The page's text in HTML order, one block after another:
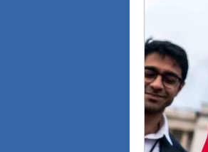
Juicio al